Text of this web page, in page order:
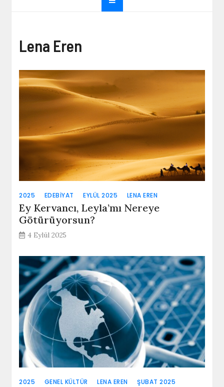
Lena Eren
2025 EDEBIYAT EYLÜL 2025 LENA EREN
Ey Kervancı, Leyla’mı Nereye
Götürüyorsun?
4 Eylül 2025
2025 GENEL KÜLTÜR LENA EREN ŞUBAT 2025